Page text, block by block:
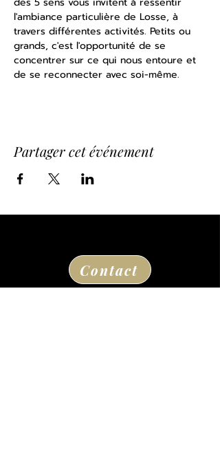
l'ambiance particulière de Losse, à
travers différentes activités. Petits ou
grands, c'est l'opportunité de se
concentrer sur ce qui nous entoure et
de se reconnecter avec soi-même.
Partager cet événement
Contact